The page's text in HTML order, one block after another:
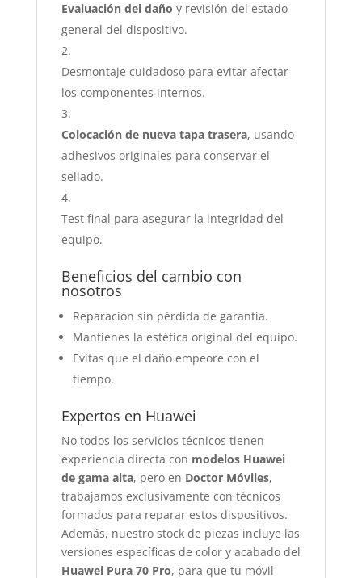
Evaluación del daño y revisión del estado
general del dispositivo.
Desmontaje cuidadoso para evitar afectar
los componentes internos.
Colocación de nueva tapa trasera, usando
adhesivos originales para conservar el
sellado.
Test final para asegurar la integridad del
equipo.
Beneficios del cambio con
nosotros
Reparación sin pérdida de garantía.
Mantienes la estética original del equipo.
Evitas que el daño empeore con el
tiempo.
Expertos en Huawei
No todos los servicios técnicos tienen
experiencia directa con modelos Huawei
de gama alta, pero en Doctor Móviles,
trabajamos exclusivamente con técnicos
formados para reparar estos dispositivos.
Además, nuestro stock de piezas incluye las
versiones específicas de color y acabado del
Huawei Pura 70 Pro, para que tu móvil